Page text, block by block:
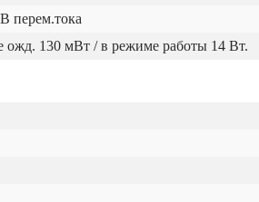
перем.тока
ожд. 130 мВт / в режиме работы 14 Вт.